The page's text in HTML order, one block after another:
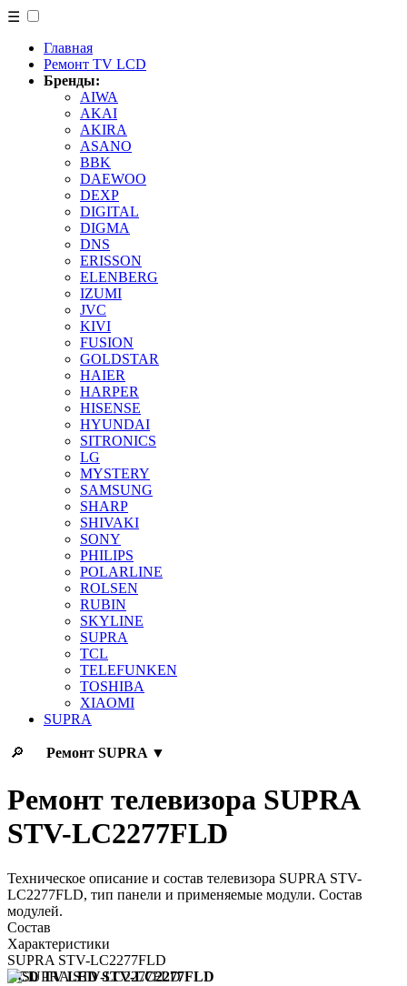
☰
Главная
Ремонт TV LCD
Бренды:
AIWA
AKAI
AKIRA
ASANO
BBK
DAEWOO
DEXP
DIGITAL
DIGMA
DNS
ERISSON
ELENBERG
IZUMI
JVC
KIVI
FUSION
GOLDSTAR
HAIER
HARPER
HISENSE
HYUNDAI
SITRONICS
LG
MYSTERY
SAMSUNG
SHARP
SHIVAKI
SONY
PHILIPS
POLARLINE
ROLSEN
RUBIN
SKYLINE
SUPRA
TCL
TELEFUNKEN
TOSHIBA
XIAOMI
SUPRA
🔎 Ремонт SUPRA ▼
Ремонт телевизора SUPRA
STV-LC2277FLD
Техническое описание и состав телевизора SUPRA STV-
LC2277FLD, тип панели и применяемые модули. Состав
модулей.
Состав
Характеристики
SUPRA STV-LC2277FLD
LCD TV LED STV-LC2277FLD